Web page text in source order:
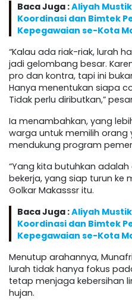
Baca Juga :Aliyah
Koordinasi dan Bimtek
Kepegawaian se-Kota
“Kalau ada riak-riak, lurah
jadi gelombang besar.
pro dan kontra, tapi ini
Hanya menentukan siapa
Tidak perlu diributkan,”
Ia menambahkan, yang
warga untuk memilih orang
mendukung program
“Yang kita butuhkan
bekerja, yang siap turun ke
Golkar Makasssr itu.
Baca Juga :Aliyah
Koordinasi dan Bimtek
Kepegawaian se-Kota
Menutup arahannya,
lurah tidak hanya fokus
tetap menjaga kebersihan
hujan.